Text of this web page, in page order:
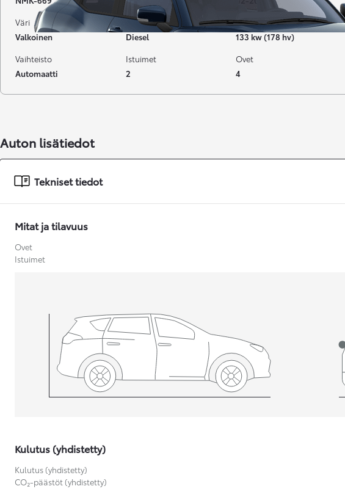
Alkaen
tai kuukausierä
Väri
Valkoinen
Käyttövoima
Diesel
Teho
133 kw (178 hv)
Vaihteisto
Automaatti
Istuimet
2
Ovet
4
Auton lisätiedot
Tekniset tiedot
Mitat ja tilavuus
Ovet
Istuimet
Kulutus (yhdistetty)
Kulutus (yhdistetty)
CO₂-päästöt (yhdistetty)